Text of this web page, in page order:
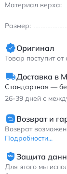
резиновой
Материал верха:
Размер:
Оригинал
Товар поступит
Доставка в
Стандартная —
26-39 дней с
Возврат и
Возврат
Подробности...
Защита
Для этого мы